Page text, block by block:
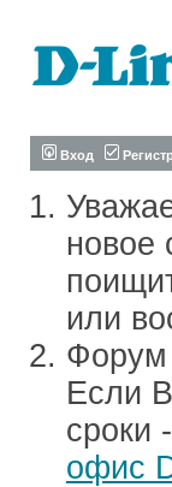
Вход
новое
или
Форум
Если
сроки
офис